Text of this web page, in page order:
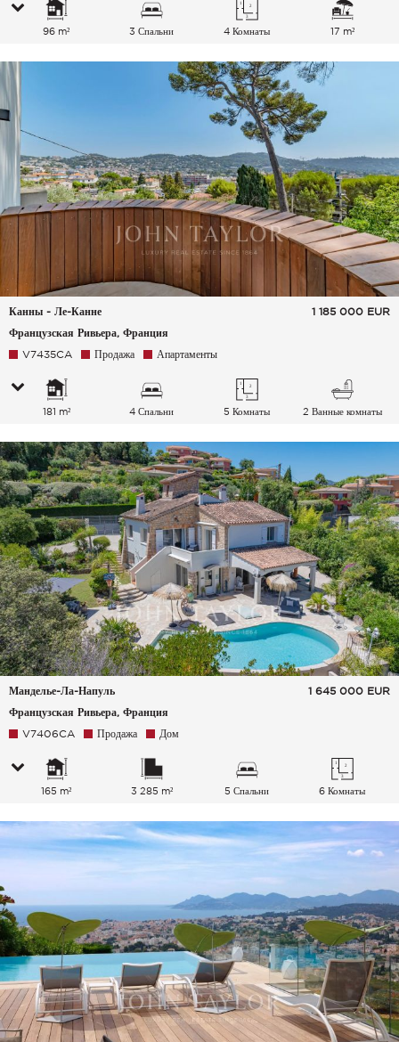
96 m² 3 Спальни 4 Комнаты 17 m²
Канны - Ле-Канне
Французская Ривьера, Франция
1 185 000 EUR
V7435CA Продажа Апартаменты
181 m² 4 Спальни 5 Комнаты 2 Ванные комнаты
Манделье-Ла-Напуль
Французская Ривьера, Франция
1 645 000 EUR
V7406CA Продажа Дом
165 m² 3 285 m² 5 Спальни 6 Комнаты